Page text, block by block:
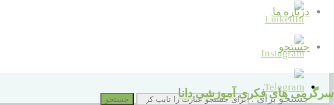
درباره ما
جستجو
جستجو برای : جستجو سرگرمی های فکری آموزشی دانا